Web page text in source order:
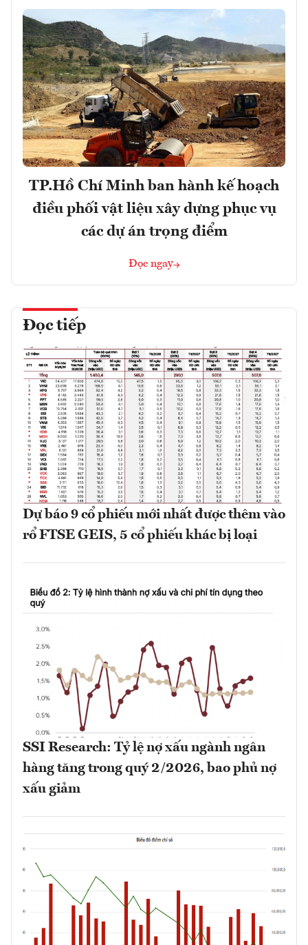
TP.Hồ Chí Minh ban hành kế hoạch
điều phối vật liệu xây dựng phục vụ
các dự án trọng điểm
Đọc ngay
Đọc tiếp
Dự báo 9 cổ phiếu mới nhất được thêm vào
rổ FTSE GEIS, 5 cổ phiếu khác bị loại
SSI Research: Tỷ lệ nợ xấu ngành ngân
hàng tăng trong quý 2/2026, bao phủ nợ
xấu giảm